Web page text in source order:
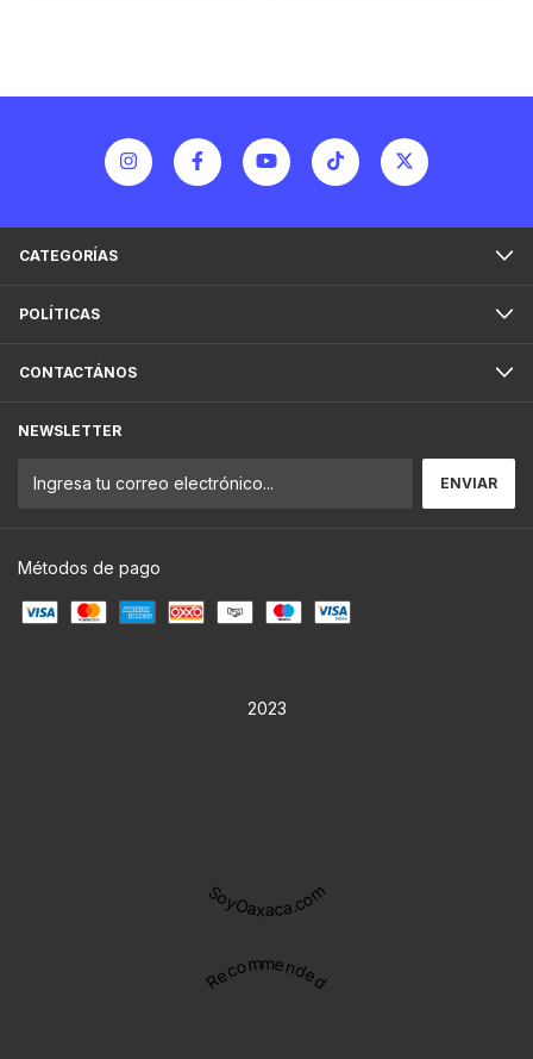
CATEGORÍAS
POLÍTICAS
CONTACTÁNOS
NEWSLETTER
Métodos de pago
2023
SoyOaxaca.com
Recommended